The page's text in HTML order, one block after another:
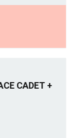
CADET +